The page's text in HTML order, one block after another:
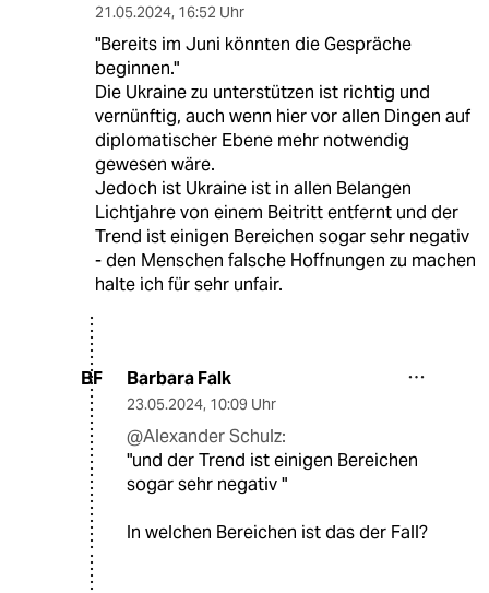
21.05.2024, 16:52 Uhr
"Bereits im Juni könnten die Gespräche
beginnen."
Die Ukraine zu unterstützen ist richtig und
vernünftig, auch wenn hier vor allen Dingen auf
diplomatischer Ebene mehr notwendig
gewesen wäre.
Jedoch ist Ukraine ist in allen Belangen
Lichtjahre von einem Beitritt entfernt und der
Trend ist einigen Bereichen sogar sehr negativ
- den Menschen falsche Hoffnungen zu machen
halte ich für sehr unfair.
BF Barbara Falk
23.05.2024, 10:09 Uhr
@Alexander Schulz:
"und der Trend ist einigen Bereichen
sogar sehr negativ "
In welchen Bereichen ist das der Fall?